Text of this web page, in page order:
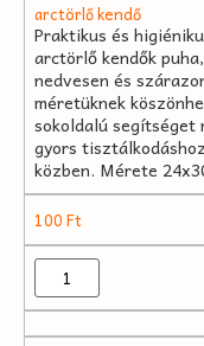
arctörlő kendő
Praktikus és
arctörlő kendők
nedvesen és
méretüknek
sokoldalú
gyors
közben. Mérete
100Ft